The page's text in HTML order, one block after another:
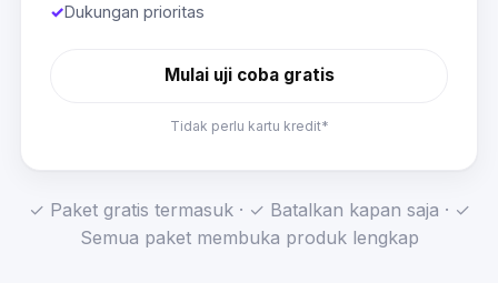
✓Dukungan prioritas
Mulai uji coba gratis
Tidak perlu kartu kredit*
✓ Paket gratis termasuk · ✓ Batalkan kapan saja · ✓
Semua paket membuka produk lengkap